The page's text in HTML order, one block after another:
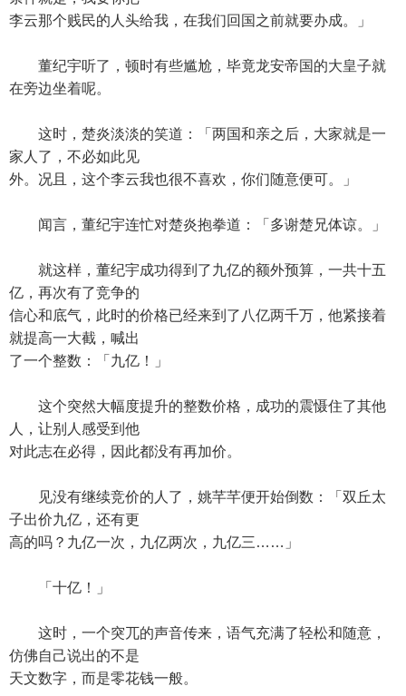
李云那个贱民的人头给我，在我们回国之前就要办成。」
董纪宇听了，顿时有些尴尬，毕竟龙安帝国的大皇子就
在旁边坐着呢。
这时，楚炎淡淡的笑道：「两国和亲之后，大家就是一
家人了，不必如此见
外。况且，这个李云我也很不喜欢，你们随意便可。」
闻言，董纪宇连忙对楚炎抱拳道：「多谢楚兄体谅。」
就这样，董纪宇成功得到了九亿的额外预算，一共十五
亿，再次有了竞争的
信心和底气，此时的价格已经来到了八亿两千万，他紧接着
就提高一大截，喊出
了一个整数：「九亿！」
这个突然大幅度提升的整数价格，成功的震慑住了其他
人，让别人感受到他
对此志在必得，因此都没有再加价。
见没有继续竞价的人了，姚芊芊便开始倒数：「双丘太
子出价九亿，还有更
高的吗？九亿一次，九亿两次，九亿三……」
「十亿！」
这时，一个突兀的声音传来，语气充满了轻松和随意，
仿佛自己说出的不是
天文数字，而是零花钱一般。